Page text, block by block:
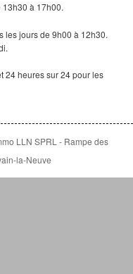
à 17h00.
les jours de 9h00 à 12h30.
24 heures sur 24 pour les
LLN SPRL - Rampe des
la-Neuve